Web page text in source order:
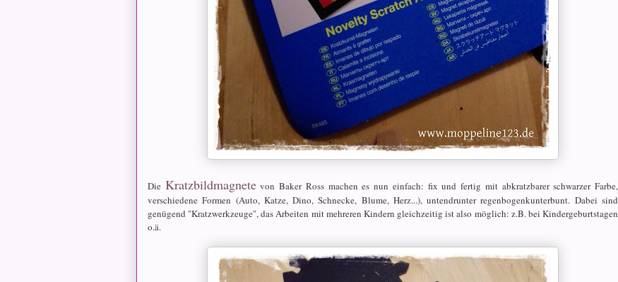
Die Kratzbildmagnetevon Baker Ross machen es nun einfach: fix und fertig mit abkratzbarer schwarzer Farbe,
verschiedene Formen (Auto, Katze, Dino, Schnecke, Blume, Herz...), untendrunter regenbogenkunterbunt. Dabei sind
genügend "Kratzwerkzeuge", das Arbeiten mit mehreren Kindern gleichzeitig ist also möglich: z.B. bei Kindergeburtstagen
o.ä.